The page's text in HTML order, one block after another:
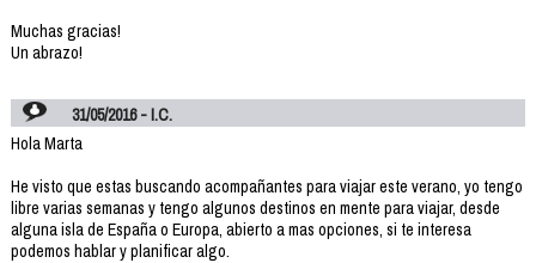
Muchas gracias!
Un abrazo!
31/05/2016 - I.C.
Hola Marta
He visto que estas buscando acompañantes para viajar este verano, yo tengo
libre varias semanas y tengo algunos destinos en mente para viajar, desde
alguna isla de España o Europa, abierto a mas opciones, si te interesa
podemos hablar y planificar algo.